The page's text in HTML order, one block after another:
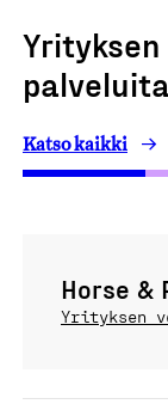
palveluita
Katso kaikki
Horse &
Yrityksen